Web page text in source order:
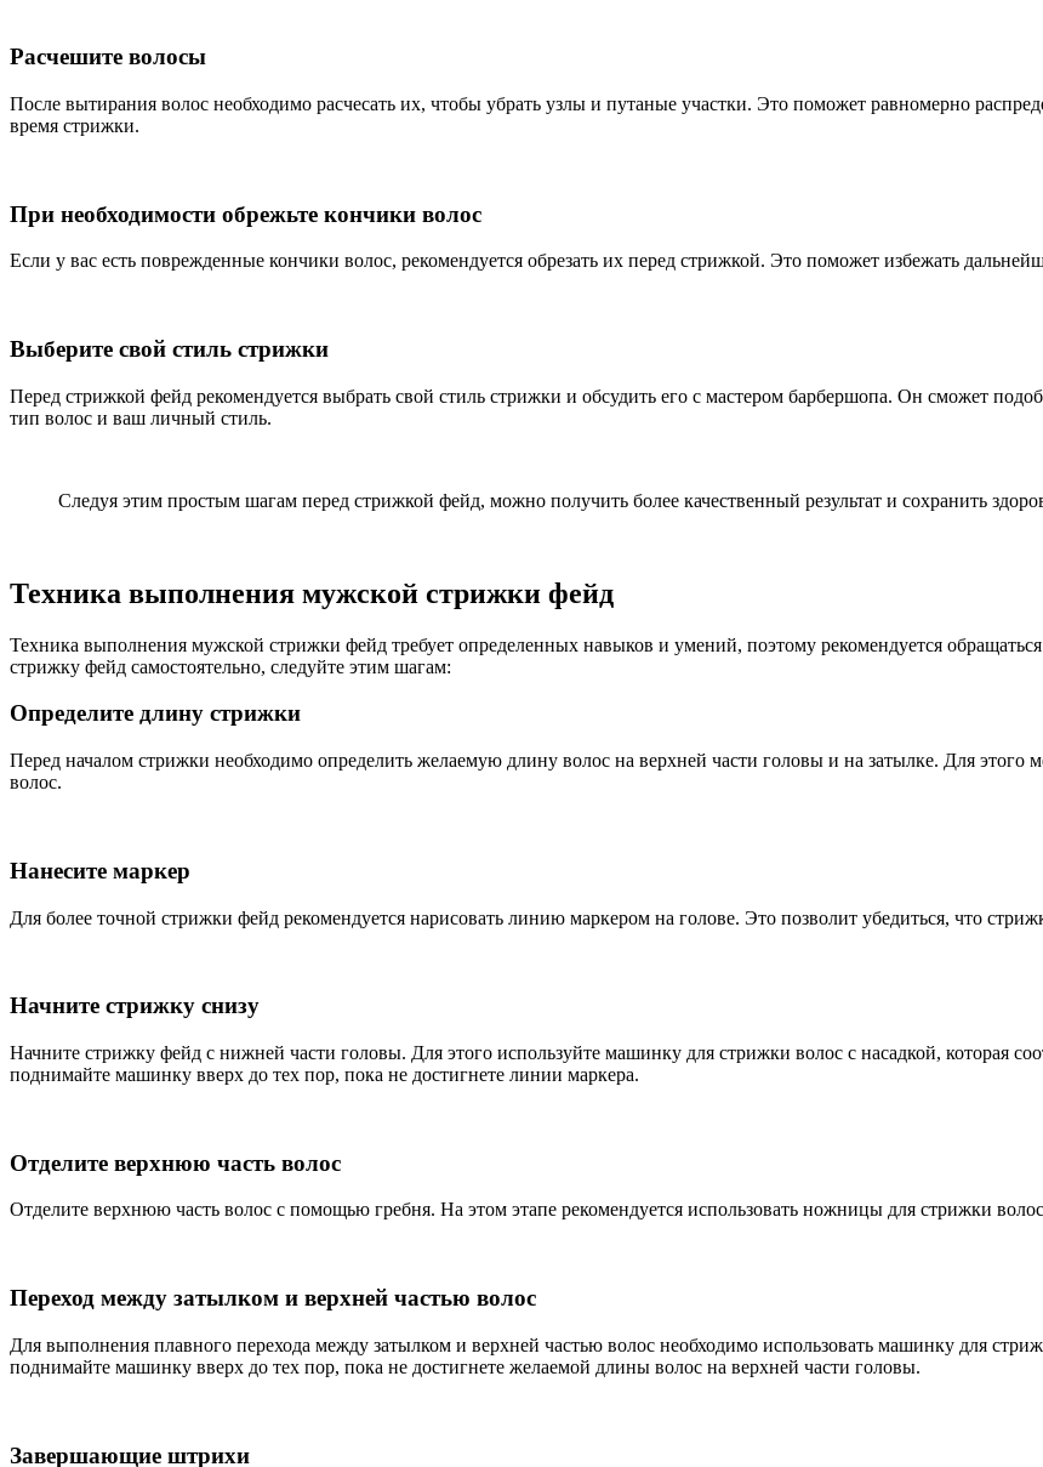
Расчешите волосы
После вытирания волос необходимо расчесать их, чтобы убрать узлы и путаные участки. Это поможет равномерно
время стрижки.
При необходимости обрежьте кончики волос
Если у вас есть поврежденные кончики волос, рекомендуется обрезать их перед стрижкой. Это поможет избежать
Выберите свой стиль стрижки
Перед стрижкой фейд рекомендуется выбрать свой стиль стрижки и обсудить его с мастером барбершопа. Он сможет
тип волос и ваш личный стиль.
Следуя этим простым шагам перед стрижкой фейд, можно получить более качественный результат и сохранить
Техника выполнения мужской стрижки фейд
Техника выполнения мужской стрижки фейд требует определенных навыков и умений, поэтому рекомендуется
стрижку фейд самостоятельно, следуйте этим шагам:
Определите длину стрижки
Перед началом стрижки необходимо определить желаемую длину волос на верхней части головы и на затылке. Для
волос.
Нанесите маркер
Для более точной стрижки фейд рекомендуется нарисовать линию маркером на голове. Это позволит убедиться, что
Начните стрижку снизу
Начните стрижку фейд с нижней части головы. Для этого используйте машинку для стрижки волос с насадкой, которая
поднимайте машинку вверх до тех пор, пока не достигнете линии маркера.
Отделите верхнюю часть волос
Отделите верхнюю часть волос с помощью гребня. На этом этапе рекомендуется использовать ножницы для стрижки
Переход между затылком и верхней частью волос
Для выполнения плавного перехода между затылком и верхней частью волос необходимо использовать машинку для
поднимайте машинку вверх до тех пор, пока не достигнете желаемой длины волос на верхней части головы.
Завершающие штрихи